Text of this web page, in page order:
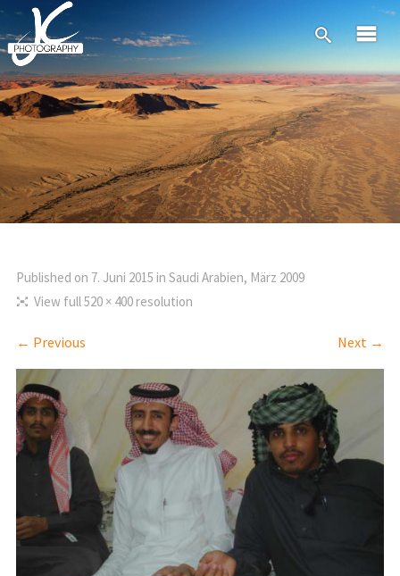
Published on 7. Juni 2015 in Saudi Arabien, März 2009
View full 520 × 400 resolution
← Previous Next →